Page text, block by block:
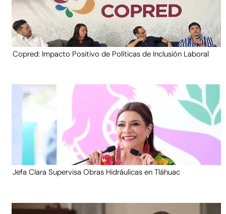
Copred: Impacto Positivo de Políticas de Inclusión Laboral
Jefa Clara Supervisa Obras Hidráulicas en Tláhuac